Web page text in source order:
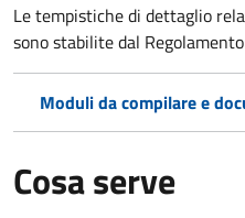
Le tempistiche di dettaglio
sono stabilite dal
Moduli da compilare e
Cosa serve